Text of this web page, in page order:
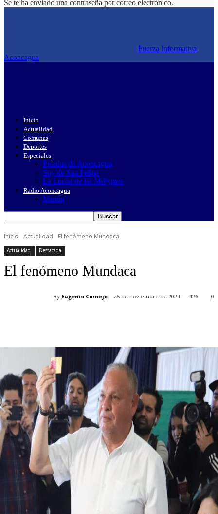
Se te ha enviado una contraseña por correo electrónico.
Fuerza Informativa
Aconcagua
Inicio
Actualidad
Comunas
Deportes
Especiales
Picadas de Aconcagua
Soy de San Felipe
La Lucha de las MiPymes
Radio Aconcagua
Misión
Inicio Actualidad El fenómeno Mundaca
Actualidad Destacada
El fenómeno Mundaca
By Eugenio Cornejo 25 de noviembre de 2024 0
426